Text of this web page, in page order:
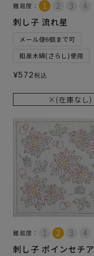
難易度：
刺し子 流れ星
メール便6個まで可
和泉木綿(さらし)使用
¥572税込
×(在庫なし)
難易度：
刺し子 ポインセチア